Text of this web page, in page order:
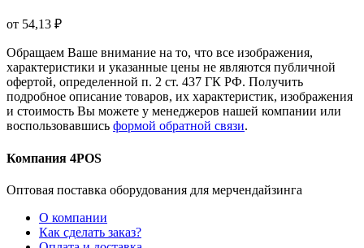
от 54,13 ₽
Обращаем Ваше внимание на то, что все изображения,
характеристики и указанные цены не являются публичной
офертой, определенной п. 2 ст. 437 ГК РФ. Получить
подробное описание товаров, их характеристик, изображения
и стоимость Вы можете у менеджеров нашей компании или
воспользовавшись формой обратной связи.
Компания 4POS
Оптовая поставка оборудования для мерчендайзинга
О компании
Как сделать заказ?